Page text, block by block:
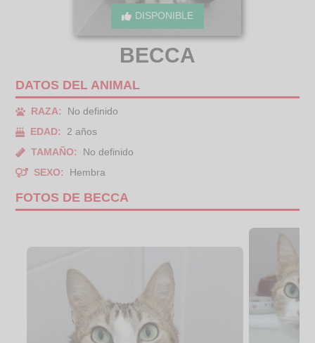
DISPONIBLE
BECCA
DATOS DEL ANIMAL
RAZA:
No definido
EDAD:
2 años
TAMAÑO:
No definido
SEXO:
Hembra
FOTOS DE BECCA